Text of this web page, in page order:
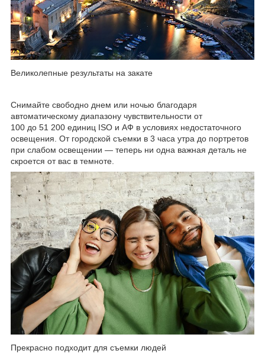
Великолепные результаты на закате
Снимайте свободно днем или ночью благодаря
автоматическому диапазону чувствительности от
100 до 51 200 единиц ISO и АФ в условиях недостаточного
освещения. От городской съемки в 3 часа утра до портретов
при слабом освещении — теперь ни одна важная деталь не
скроется от вас в темноте.
Прекрасно подходит для съемки людей